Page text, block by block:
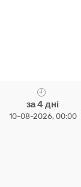
за 4 дні
10-08-2026, 00:00